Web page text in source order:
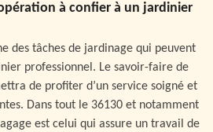
à confier à un jardinier
des tâches de jardinage qui peuvent
professionnel. Le savoir-faire de
de profiter d’un service soigné et
Dans tout le 36130 et notamment
est celui qui assure un travail de